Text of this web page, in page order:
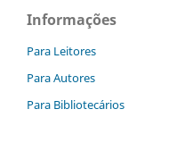
Informações
Para Leitores
Para Autores
Para Bibliotecários